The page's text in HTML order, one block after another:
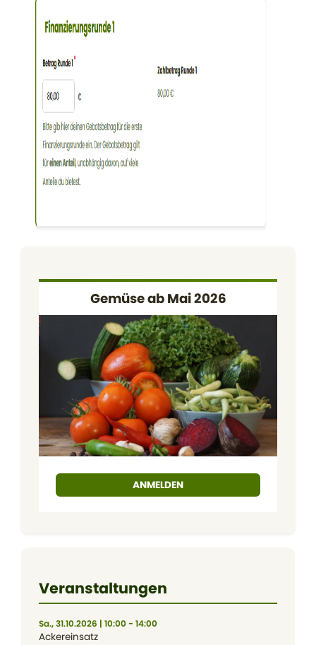
Gemüse ab Mai 2026
ANMELDEN
Veranstaltungen
Sa., 31.10.2026 | 10:00 - 14:00
Ackereinsatz